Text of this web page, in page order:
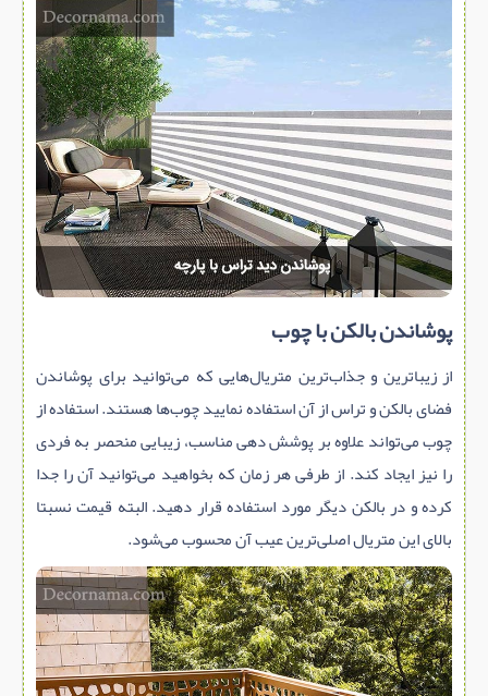
پوشاندن بالکن با چوب
از زیباترین و جذاب‌ترین متریال‌هایی که می‌توانید برای پوشاندن
فضای بالکن و تراس از آن استفاده نمایید چوب‌ها هستند. استفاده از
چوب می‌تواند علاوه بر پوشش دهی مناسب، زیبایی منحصر به فردی
را نیز ایجاد کند. از طرفی هر زمان که بخواهید می‌توانید آن را جدا
کرده و در بالکن دیگر مورد استفاده قرار دهید. البته قیمت نسبتا
بالای این متریال اصلی‌ترین عیب آن محسوب می‌شود.